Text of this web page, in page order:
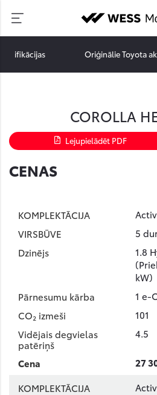
Oriģinālie Toyota
COROLLA
Lejupielādēt PDF
CENAS
5
1.8
kW)
1 e-
101
4.5
27